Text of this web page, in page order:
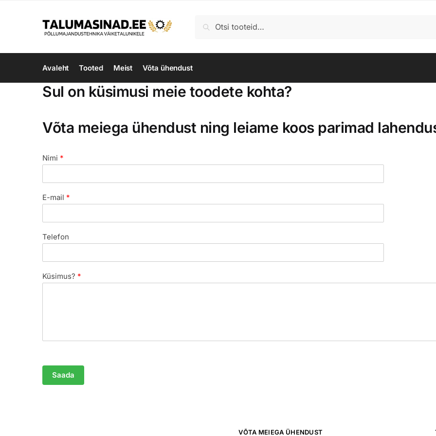
Otsi
Avaleht Tooted Meist Võta ühendust
Sul on küsimusi meie toodete kohta?
Võta meiega ühendust ning leiame koos parimad
Nimi *
E-mail *
Telefon
Küsimus? *
Saada
VÕTA MEIEGA ÜHENDUST